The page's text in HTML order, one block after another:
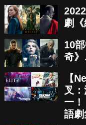
劇
10
奇
【
叉
一
語